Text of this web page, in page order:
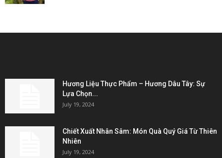
Hương Liệu Thực Phẩm – Hương Dâu Tây: Sự
Lựa Chọn...
July 19, 2024
Chiết Xuất Nhân Sâm: Món Quà Quý Giá Từ Thiên
Nhiên
July 19, 2024